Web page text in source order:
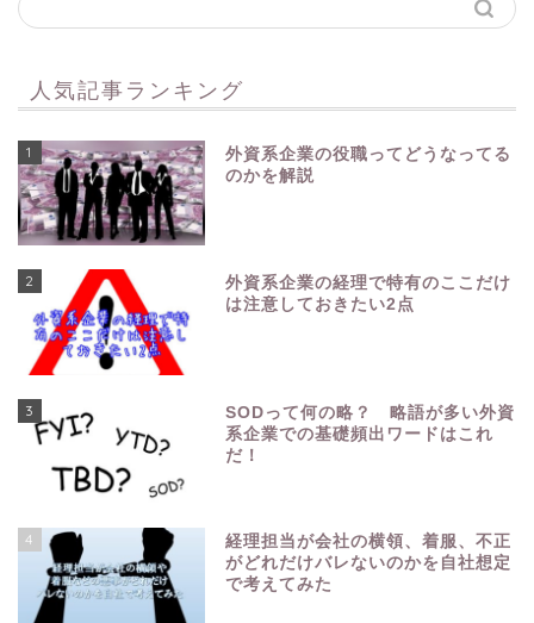
人気記事ランキング
1
外資系企業の役職ってどうなってる
のかを解説
2
外資系企業の経理で特有のここだけ
は注意しておきたい2点
3
SODって何の略？ 略語が多い外資
系企業での基礎頻出ワードはこれ
だ！
4
経理担当が会社の横領、着服、不正
がどれだけバレないのかを自社想定
で考えてみた